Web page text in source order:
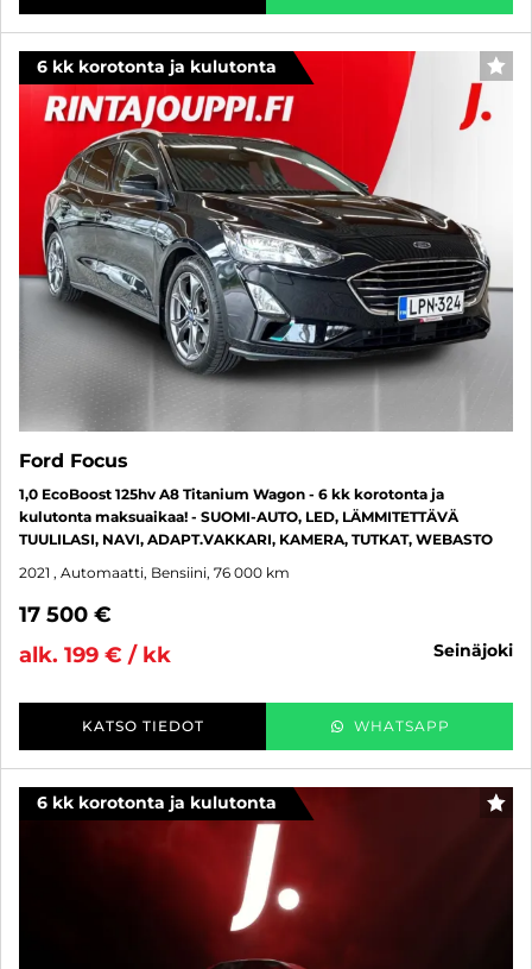
6 kk korotonta ja kulutonta
Ford Focus
1,0 EcoBoost 125hv A8 Titanium Wagon - 6 kk korotonta ja
kulutonta maksuaikaa! - SUOMI-AUTO, LED, LÄMMITETTÄVÄ
TUULILASI, NAVI, ADAPT.VAKKARI, KAMERA, TUTKAT, WEBASTO
2021 , Automaatti, Bensiini, 76 000 km
17 500 €
alk. 199 € / kk
seinäjoki
KATSO TIEDOT WHATSAPP
6 kk korotonta ja kulutonta